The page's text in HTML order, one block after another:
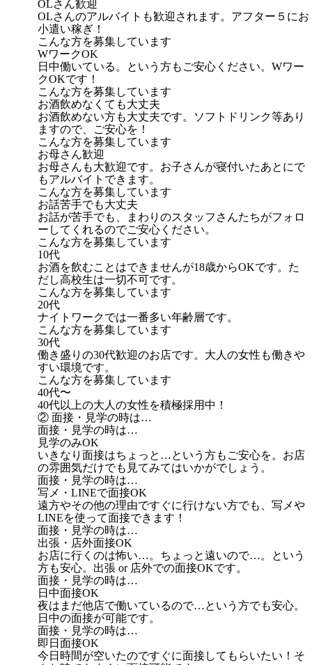
OLさん歓迎
OLさんのアルバイトも歓迎されます。アフター５にお
小遣い稼ぎ！
こんな方を募集しています
WワークOK
日中働いている。という方もご安心ください。Wワー
クOKです！
こんな方を募集しています
お酒飲めなくても大丈夫
お酒飲めない方も大丈夫です。ソフトドリンク等あり
ますので、ご安心を！
こんな方を募集しています
お母さん歓迎
お母さんも大歓迎です。お子さんが寝付いたあとにで
もアルバイトできます。
こんな方を募集しています
お話苦手でも大丈夫
お話が苦手でも、まわりのスタッフさんたちがフォロ
ーしてくれるのでご安心ください。
こんな方を募集しています
10代
お酒を飲むことはできませんが18歳からOKです。た
だし高校生は一切不可です。
こんな方を募集しています
20代
ナイトワークでは一番多い年齢層です。
こんな方を募集しています
30代
働き盛りの30代歓迎のお店です。大人の女性も働きや
すい環境です。
こんな方を募集しています
40代〜
40代以上の大人の女性を積極採用中！
② 面接・見学の時は…
面接・見学の時は…
見学のみOK
いきなり面接はちょっと…という方もご安心を。お店
の雰囲気だけでも見てみてはいかがでしょう。
面接・見学の時は…
写メ・LINEで面接OK
遠方やその他の理由ですぐに行けない方でも、写メや
LINEを使って面接できます！
面接・見学の時は…
出張・店外面接OK
お店に行くのは怖い…。ちょっと遠いので…。という
方も安心。出張 or 店外での面接OKです。
面接・見学の時は…
日中面接OK
夜はまだ他店で働いているので…という方でも安心。
日中の面接が可能です。
面接・見学の時は…
即日面接OK
今日時間が空いたのですぐに面接してもらいたい！そ